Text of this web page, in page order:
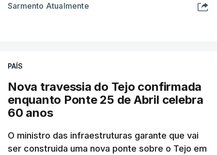
Sarmento Atualmente
PAÍS
Nova travessia do Tejo confirmada
enquanto Ponte 25 de Abril celebra
60 anos
O ministro das infraestruturas garante que vai
ser construida uma nova ponte sobre o Tejo em